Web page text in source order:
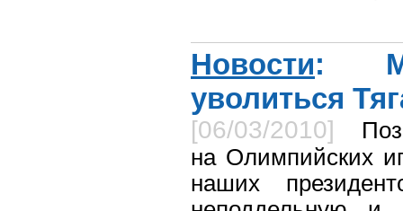
Новости:
уволиться
[06/03/2010]
на Олимпийских
наших